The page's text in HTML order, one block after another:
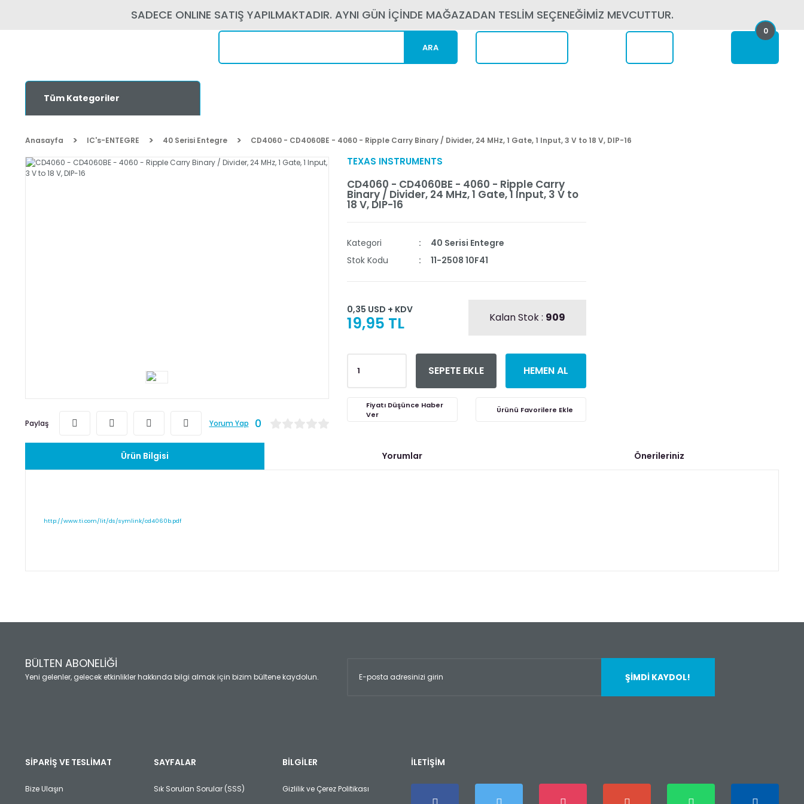
SADECE ONLINE SATIŞ YAPILMAKTADIR. AYNI GÜN İÇİNDE MAĞAZADAN TESLİM SEÇENEĞİMİZ MEVCUTTUR.
ARA
0
Tüm Kategoriler
Anasayfa IC's-ENTEGRE 40 Serisi Entegre CD4060 - CD4060BE - 4060 - Ripple Carry Binary / Divider, 24 MHz, 1 Gate, 1 Input, 3 V to 18 V, DIP-16
Paylaş Yorum Yap 0
TEXAS INSTRUMENTS
CD4060 - CD4060BE - 4060 - Ripple Carry
Binary / Divider, 24 MHz, 1 Gate, 1 Input, 3 V to
18 V, DIP-16
Kategori
40 Serisi Entegre
Stok Kodu
11-2508 10F41
0,35 USD + KDV
19,95 TL Kalan Stok : 909
SEPETE EKLE HEMEN AL
Fiyatı Düşünce Haber
Ver
Ürün Bilgisi Yorumlar Önerileriniz
http://www.ti.com/lit/ds/symlink/cd4060b.pdf
Yorum Yaz
Ürün açıklamasında eksik bilgiler bulunuyor.
Ürün fiyatı diğer sitelerden daha pahalı.
Bu ürüne benzer farklı alternatifler olmalı.
BÜLTEN ABONELİĞİ
Yeni gelenler, gelecek etkinlikler hakkında bilgi almak için bizim bültene kaydolun. ŞİMDİ KAYDOL!
SİPARİŞ VE TESLİMAT
Bize Ulaşın
SAYFALAR
Sık Sorulan Sorular (SSS)
BİLGİLER
Gizlilik ve Çerez Politikası
İLETİŞİM